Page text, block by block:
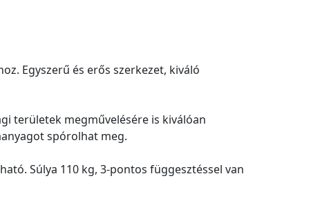
Egyszerű és erős szerkezet, kiváló
területek megművelésére is kiválóan
spórolhat meg.
Súlya 110 kg, 3-pontos függesztéssel van